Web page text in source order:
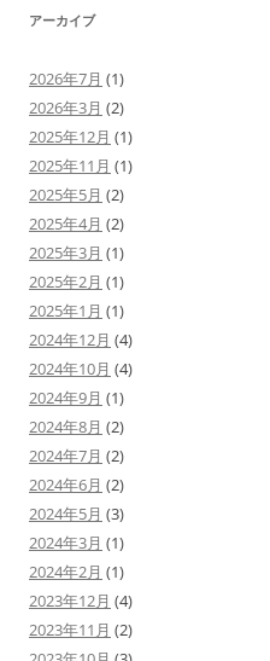
アーカイブ
2026年7月 (1)
2026年3月 (2)
2025年12月 (1)
2025年11月 (1)
2025年5月 (2)
2025年4月 (2)
2025年3月 (1)
2025年2月 (1)
2025年1月 (1)
2024年12月 (4)
2024年10月 (4)
2024年9月 (1)
2024年8月 (2)
2024年7月 (2)
2024年6月 (2)
2024年5月 (3)
2024年3月 (1)
2024年2月 (1)
2023年12月 (4)
2023年11月 (2)